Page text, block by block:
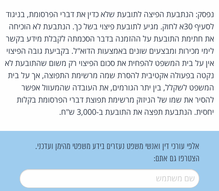
נפסק: הנתבעת הפיצה לתובעת שלא כדין את דברי הפרסומת, בניגוד
לסעיף 30א לחוק. מגיע לתובעת פיצוי בשל כך. הנתבעת לא הוכיחה
את חתימת התובעת על ההזמנה בדבר הסכמתה לקבלת מידע בקשר
לימי מכירות ומבצעים שונים באמצעות הדוא"ל. בקביעת גובה הפיצוי
אין על בית המשפט להפחית את סכום הפיצוי רק משום שהתובעת לא
נקטה בפעולה אקטיבית להסרת שמה מרשימת התפוצה, אך על בית
המשפט לשקלל, בין יתר הגורמים, את העובדה שהמעוול אפשר
להסיר את שמו של הניזוק מרשימת תפוצת דברי הפרסומת בקלות
יחסית. הנתבעת תפצה את התובעת ב-3,000 ש"ח.
אלפי עורכי דין ואנשי משפט נעזרים בידע משפטי מהימן ועדכני.
הצטרפו גם אתם:
שם משתמש*